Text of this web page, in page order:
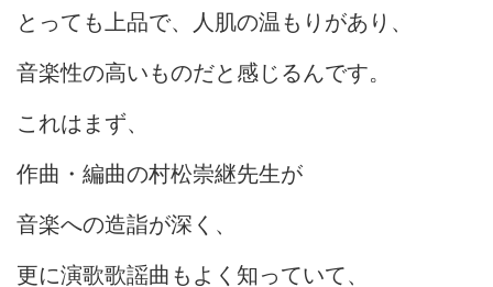
とっても上品で、人肌の温もりがあり、
音楽性の高いものだと感じるんです。
これはまず、
作曲・編曲の村松崇継先生が
音楽への造詣が深く、
更に演歌歌謡曲もよく知っていて、